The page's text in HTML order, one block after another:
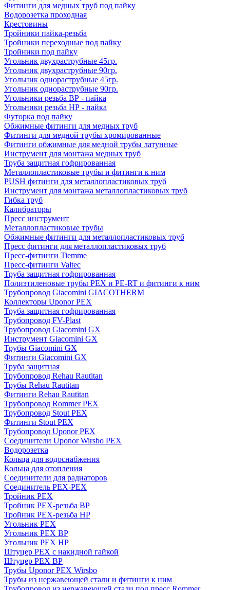
Фитинги для медных труб под пайку
Водорозетка проходная
Крестовины
Тройники пайка-резьба
Тройники переходные под пайку
Тройники под пайку
Угольник двухраструбные 45гр.
Угольник двухраструбные 90гр.
Угольник однораструбные 45гр.
Угольник однораструбные 90гр.
Угольники резьба ВР - пайка
Угольники резьба НР - пайка
Футорка под пайку
Обжимные фитинги для медных труб
Фитинги для медной трубы хромированные
Фитинги обжимные для медной трубы латунные
Инструмент для монтажа медных труб
Труба защитная гофрированная
Металлопластиковые трубы и фитинги к ним
PUSH фитинги для металлопластиковых труб
Инструмент для монтажа металлопластиковых труб
Гибка труб
Калибраторы
Пресс инструмент
Металлопластиковые трубы
Обжимные фитинги для металлопластиковых труб
Пресс фитинги для металлопластиковых труб
Пресс-фитинги Tiemme
Пресс-фитинги Valtec
Труба защитная гофрированная
Полиэтиленовые трубы PEX и PE-RT и фитинги к ним
Трубопровод Giacomini GIACOTHERM
Коллекторы Uponor PEX
Труба защитная гофрированная
Трубопровод FV-Plast
Трубопровод Giacomini GX
Инструмент Giacomini GX
Трубы Giacomini GX
Фитинги Giacomini GX
Труба защитная
Трубопровод Rehau Rautitan
Трубы Rehau Rautitan
Фитинги Rehau Rautitan
Трубопровод Rommer PEX
Трубопровод Stout PEX
Фитинги Stout PEX
Трубопровод Uponor PEX
Соединители Uponor Wirsbo PEX
Водорозетка
Кольца для водоснабжения
Кольца для отопления
Соединители для радиаторов
Соединитель PEX-PEX
Тройник PEX
Тройник PEX-резьба ВР
Тройник PEX-резьба НР
Угольник PEX
Угольник PEX ВР
Угольник PEX НР
Штуцер PEX c накидной гайкой
Штуцер PEX ВР
Трубы Uponor PEX Wirsbo
Трубы из нержавеющей стали и фитинги к ним